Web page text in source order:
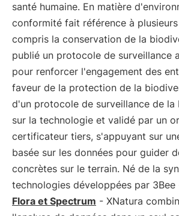
santé humaine. En matière
conformité fait référence à
compris la conservation de la
publié un protocole de surveillance
pour renforcer l'engagement des
faveur de la protection de la
d'un protocole de surveillance de la
sur la technologie et validé par un
certificateur tiers, s'appuyant sur
basée sur les données pour guider
concrètes sur le terrain. Né de la
technologies développées par 3Bee
Flora et Spectrum - XNatura